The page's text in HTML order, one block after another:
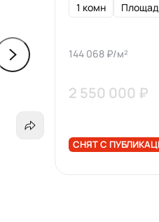
1 комн
144 068 ₽/м²
2 550 000 ₽
СНЯТ С